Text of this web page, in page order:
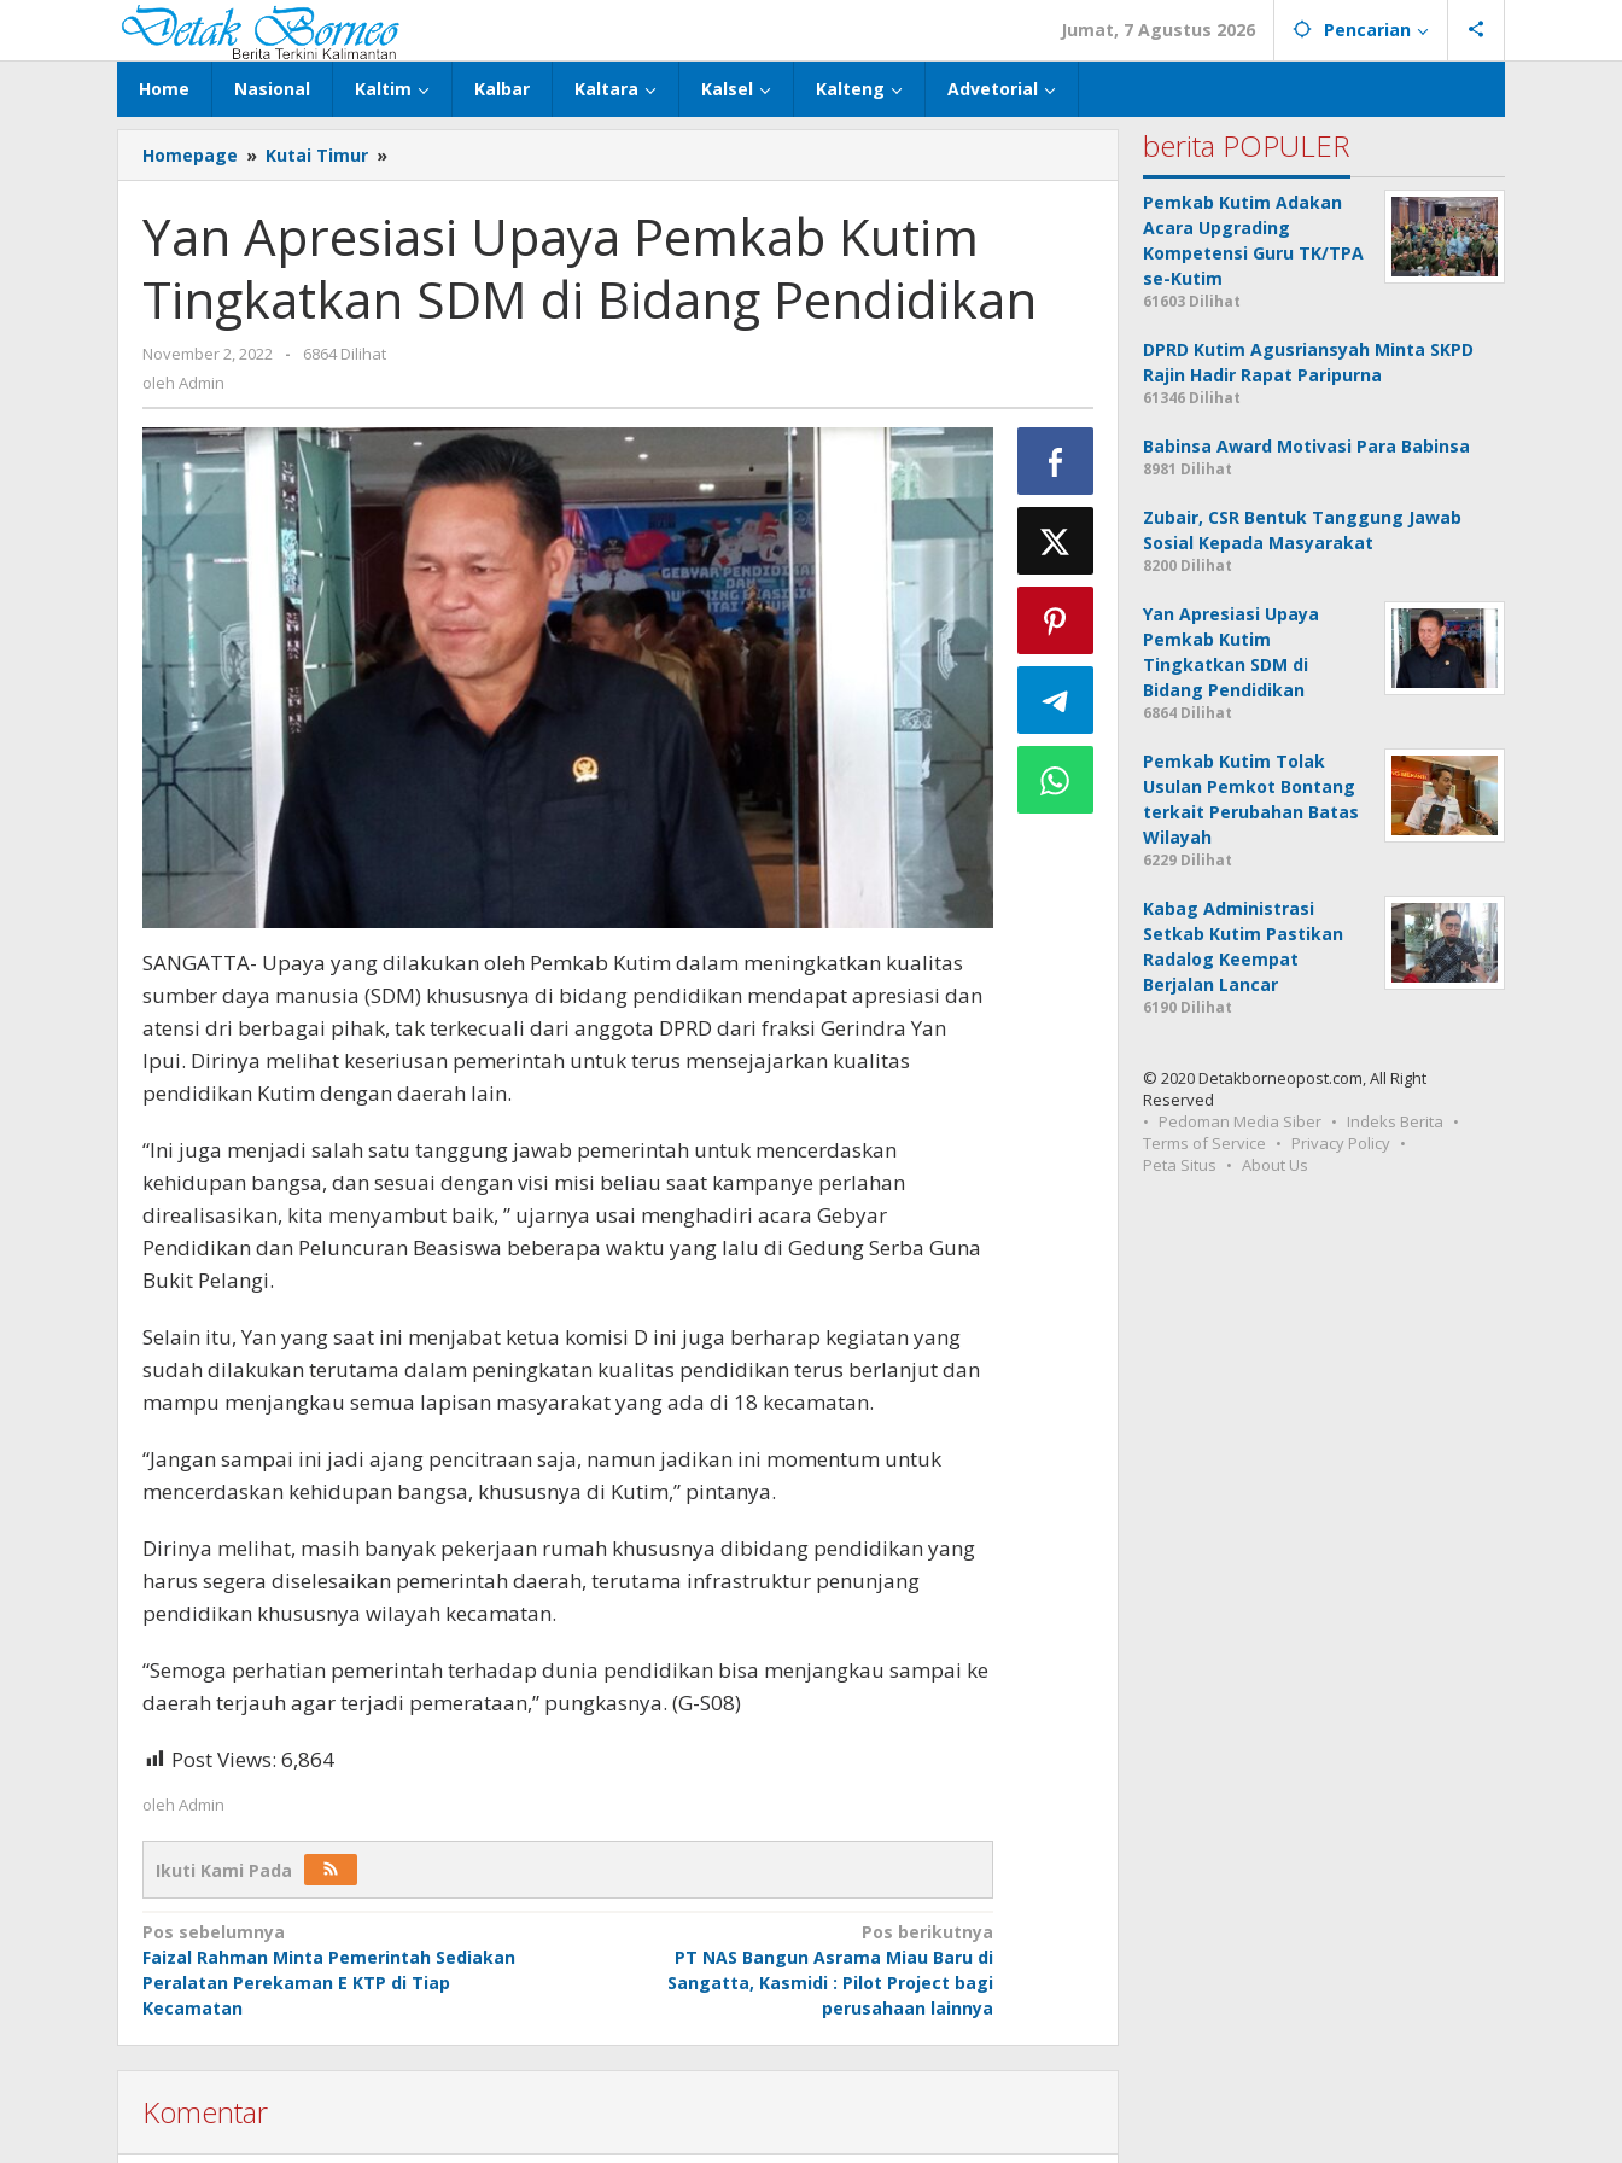
konten
Jumat, 7 Agustus 2026 Pencarian
Home Nasional Kaltim Kalbar Kaltara Kalsel Kalteng Advetorial
Homepage » Kutai Timur »
Apresiasi
Pemkab
Kutim
Tingkatkan
SDM
Yan Apresiasi Upaya Pemkab Kutim
Tingkatkan SDM di Bidang Pendidikan
November 2, 2022
oleh
-
6864 Dilihat
oleh Admin
SANGATTA- Upaya yang dilakukan oleh Pemkab Kutim dalam meningkatkan kualitas
sumber daya manusia (SDM) khususnya di bidang pendidikan mendapat apresiasi dan
atensi dri berbagai pihak, tak terkecuali dari anggota DPRD dari fraksi Gerindra Yan
Ipui. Dirinya melihat keseriusan pemerintah untuk terus mensejajarkan kualitas
pendidikan Kutim dengan daerah lain.
“Ini juga menjadi salah satu tanggung jawab pemerintah untuk mencerdaskan
kehidupan bangsa, dan sesuai dengan visi misi beliau saat kampanye perlahan
direalisasikan, kita menyambut baik, ” ujarnya usai menghadiri acara Gebyar
Pendidikan dan Peluncuran Beasiswa beberapa waktu yang lalu di Gedung Serba Guna
Bukit Pelangi.
Selain itu, Yan yang saat ini menjabat ketua komisi D ini juga berharap kegiatan yang
sudah dilakukan terutama dalam peningkatan kualitas pendidikan terus berlanjut dan
mampu menjangkau semua lapisan masyarakat yang ada di 18 kecamatan.
“Jangan sampai ini jadi ajang pencitraan saja, namun jadikan ini momentum untuk
mencerdaskan kehidupan bangsa, khususnya di Kutim,” pintanya.
Dirinya melihat, masih banyak pekerjaan rumah khususnya dibidang pendidikan yang
harus segera diselesaikan pemerintah daerah, terutama infrastruktur penunjang
pendidikan khususnya wilayah kecamatan.
“Semoga perhatian pemerintah terhadap dunia pendidikan bisa menjangkau sampai ke
daerah terjauh agar terjadi pemerataan,” pungkasnya. (G-S08)
Post Views: 6,864
oleh Admin
Ikuti Kami Pada
Navigasi
pos
Pos sebelumnya
Faizal Rahman Minta Pemerintah Sediakan
Peralatan Perekaman E KTP di Tiap
Kecamatan
Pos berikutnya
PT NAS Bangun Asrama Miau Baru di
Sangatta, Kasmidi : Pilot Project bagi
perusahaan lainnya
Komentar
berita POPULER
Pemkab Kutim Adakan
Acara Upgrading
Kompetensi Guru TK/TPA
se-Kutim
61603 Dilihat
DPRD Kutim Agusriansyah Minta SKPD
Rajin Hadir Rapat Paripurna
61346 Dilihat
Babinsa Award Motivasi Para Babinsa
8981 Dilihat
Zubair, CSR Bentuk Tanggung Jawab
Sosial Kepada Masyarakat
8200 Dilihat
Yan Apresiasi Upaya
Pemkab Kutim
Tingkatkan SDM di
Bidang Pendidikan
6864 Dilihat
Pemkab Kutim Tolak
Usulan Pemkot Bontang
terkait Perubahan Batas
Wilayah
6229 Dilihat
Kabag Administrasi
Setkab Kutim Pastikan
Radalog Keempat
Berjalan Lancar
6190 Dilihat
© 2020 Detakborneopost.com, All Right
Reserved
Pedoman Media Siber
Indeks Berita
Terms of Service
Privacy Policy
Peta Situs
About Us